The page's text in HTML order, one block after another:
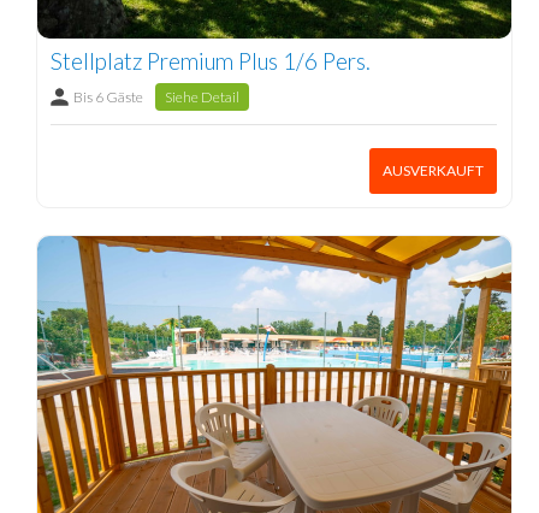
Stellplatz Premium Plus 1/6 Pers.
Bis 6 Gäste Siehe Detail
AUSVERKAUFT